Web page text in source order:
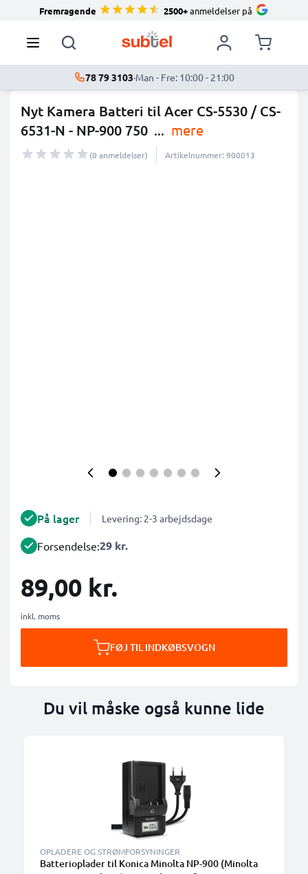
Fremragende 2500+anmeldelser på
78 79 3103·Man - Fre: 10:00 - 21:00
Nyt Kamera Batteri til Acer CS-5530 / CS-
6531-N - NP-900 750 ... mere
(0 anmeldelser) Artikelnummer: 900013
På lager Levering: 2-3 arbejdsdage
Forsendelse:29 kr.
89,00 kr.
inkl. moms
FØJ TIL INDKØBSVOGN
Du vil måske også kunne lide
OPLADERE OG STRØMFORSYNINGER
Batterioplader til Konica Minolta NP-900 (Minolta